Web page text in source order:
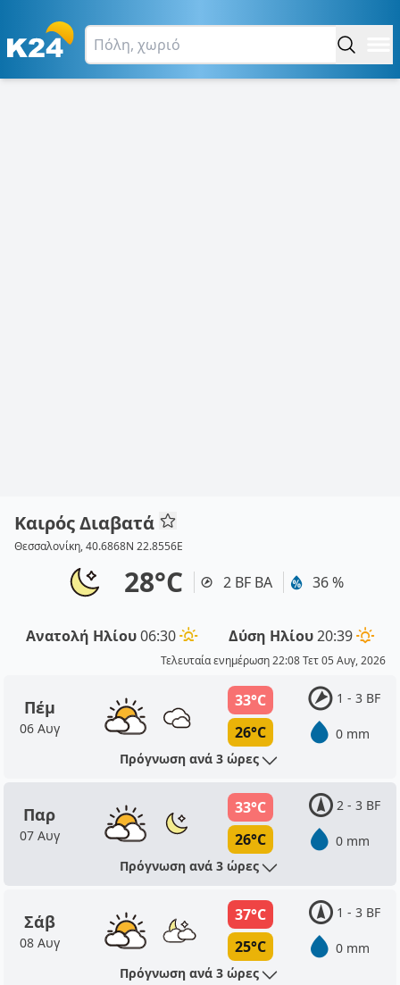
Καιρός Διαβατά
Θεσσαλονίκη, 40.6868N 22.8556E
28°C 2 BF ΒΑ 36 %
Ανατολή Ηλίου06:30 Δύση Ηλίου20:39
Τελευταία ενημέρωση 22:08 Τετ 05 Αυγ, 2026
Πέμ
06 Αυγ
33°C
26°C
1 - 3 BF
0 mm
Πρόγνωση ανά 3 ώρες
Παρ
07 Αυγ
33°C
26°C
2 - 3 BF
0 mm
Πρόγνωση ανά 3 ώρες
Σάβ
08 Αυγ
37°C
25°C
1 - 3 BF
0 mm
Πρόγνωση ανά 3 ώρες